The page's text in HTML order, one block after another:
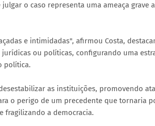
o caso representa uma ameaça grave
e intimidadas", afirmou Costa,
ou políticas, configurando uma
política.
as instituições, promovendo
o perigo de um precedente que tornaria
fragilizando a democracia.